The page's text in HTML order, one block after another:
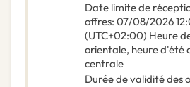
Date limite de
offres: 07/08/2026
(UTC+02:00) Heure
orientale, heure d'été
centrale
Durée de validité des